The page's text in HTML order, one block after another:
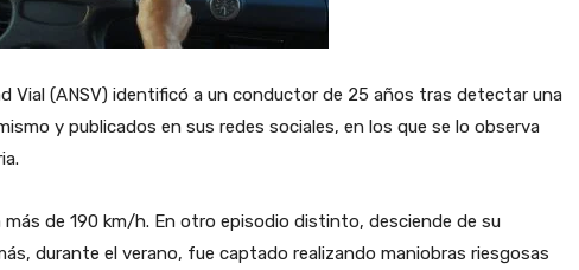
Vial (ANSV) identificó a un conductor de 25 años tras detectar una
y publicados en sus redes sociales, en los que se lo observa
más de 190 km/h. En otro episodio distinto, desciende de su
durante el verano, fue captado realizando maniobras riesgosas